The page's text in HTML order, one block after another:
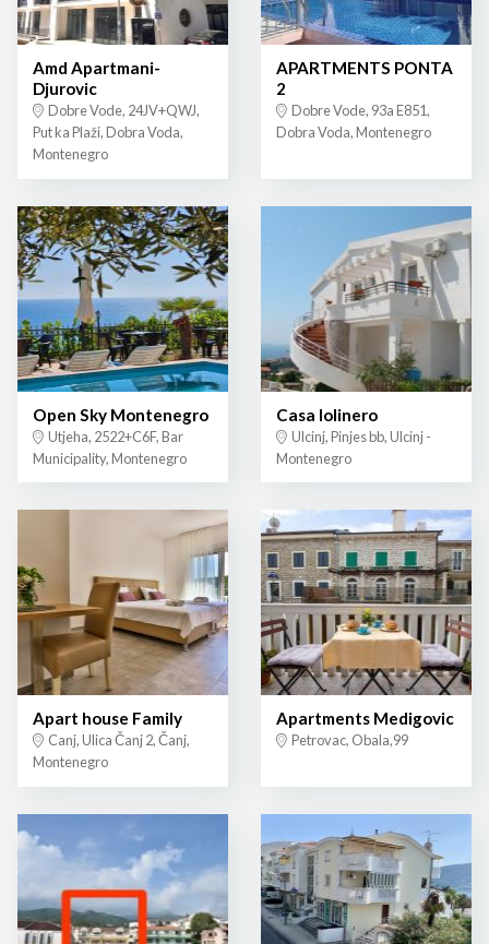
Amd Apartmani-
Djurovic
Dobre Vode, 24JV+QWJ,
Put ka Plaži, Dobra Voda,
Montenegro
APARTMENTS PONTA
2
Dobre Vode, 93a E851,
Dobra Voda, Montenegro
Open Sky Montenegro
Utjeha, 2522+C6F, Bar
Municipality, Montenegro
Casa lolinero
Ulcinj, Pinjes bb, Ulcinj -
Montenegro
Apart house Family
Canj, Ulica Čanj 2, Čanj,
Montenegro
Apartments Medigovic
Petrovac, Obala,99